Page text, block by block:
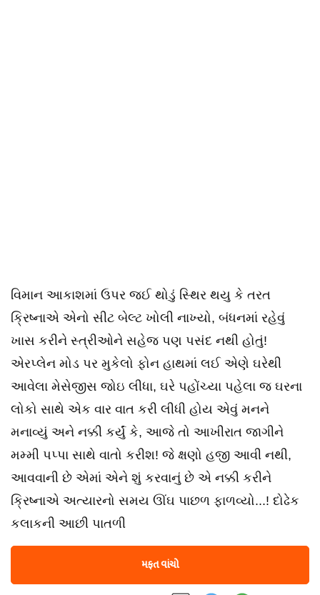
વિમાન આકાશમાં ઉપર જ​ઈ થોડું સ્થિર થયુ કે તરત
ક્રિષ્નાએ એનો સીટ બેલ્ટ ખોલી નાખ્યો, બંધનમાં રહેવું
ખાસ કરીને સ્ત્રીઓને સહેજ પણ પસંદ નથી હોતું!
એરપ્લેન મોડ પર મુકેલો ફોન હાથમાં લ​ઈ એણે ઘરેથી
આવેલા મેસેજીસ જોઇ લીધા, ઘરે પહોંચ્યા પહેલા જ ઘરના
લોકો સાથે એક વાર વાત કરી લીધી હોય એવું મનને
મનાવ્યું અને નક્કી કર્યું કે, આજે તો આખીરાત જાગીને
મમ્મી પપ્પા સાથે વાતો કરીશ! જે ક્ષણો હજી આવી નથી,
આવવાની છે એમાં એને શું કરવાનું છે એ નક્કી કરીને
ક્રિષ્નાએ અત્યારનો સમય ઊંઘ પાછળ ફાળ​વ્યો...! દોઢેક
કલાકની આછી પાતળી
મફત વાંચો